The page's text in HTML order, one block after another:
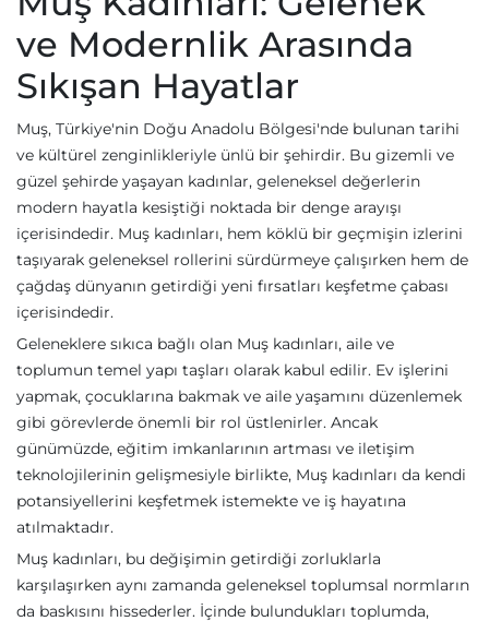
ve Modernlik Arasında
Sıkışan Hayatlar
Muş, Türkiye'nin Doğu Anadolu Bölgesi'nde bulunan tarihi
ve kültürel zenginlikleriyle ünlü bir şehirdir. Bu gizemli ve
güzel şehirde yaşayan kadınlar, geleneksel değerlerin
modern hayatla kesiştiği noktada bir denge arayışı
içerisindedir. Muş kadınları, hem köklü bir geçmişin izlerini
taşıyarak geleneksel rollerini sürdürmeye çalışırken hem de
çağdaş dünyanın getirdiği yeni fırsatları keşfetme çabası
içerisindedir.
Geleneklere sıkıca bağlı olan Muş kadınları, aile ve
toplumun temel yapı taşları olarak kabul edilir. Ev işlerini
yapmak, çocuklarına bakmak ve aile yaşamını düzenlemek
gibi görevlerde önemli bir rol üstlenirler. Ancak
günümüzde, eğitim imkanlarının artması ve iletişim
teknolojilerinin gelişmesiyle birlikte, Muş kadınları da kendi
potansiyellerini keşfetmek istemekte ve iş hayatına
atılmaktadır.
Muş kadınları, bu değişimin getirdiği zorluklarla
karşılaşırken aynı zamanda geleneksel toplumsal normların
da baskısını hissederler. İçinde bulundukları toplumda,